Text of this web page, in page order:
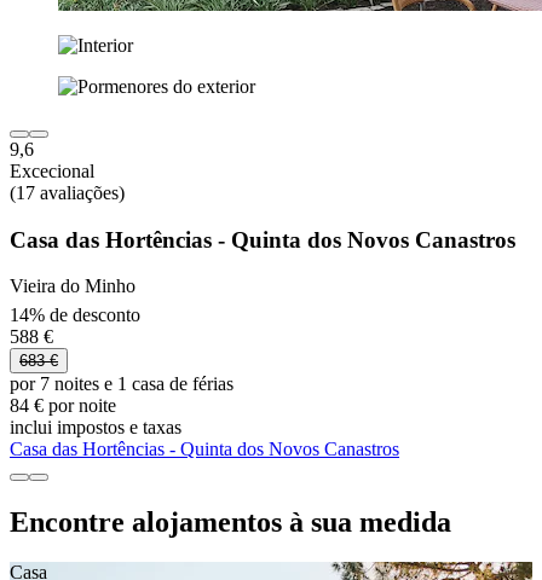
9,6
Excecional
(17 avaliações)
Casa das Hortências - Quinta dos Novos Canastros
Vieira do Minho
14% de desconto
588 €
683 €
por 7 noites e 1 casa de férias
84 € por noite
inclui impostos e taxas
Casa das Hortências - Quinta dos Novos Canastros
Encontre alojamentos à sua medida
Casa